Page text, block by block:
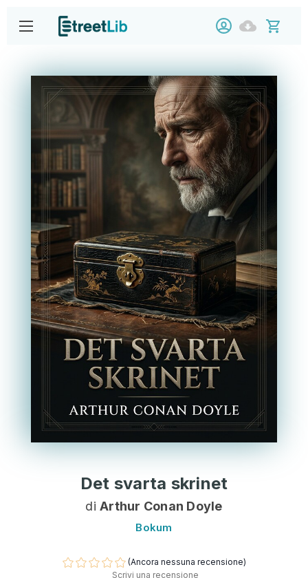
Det svarta skrinet
diArthur Conan Doyle
Bokum
(Ancora nessuna recensione)
Scrivi una recensione